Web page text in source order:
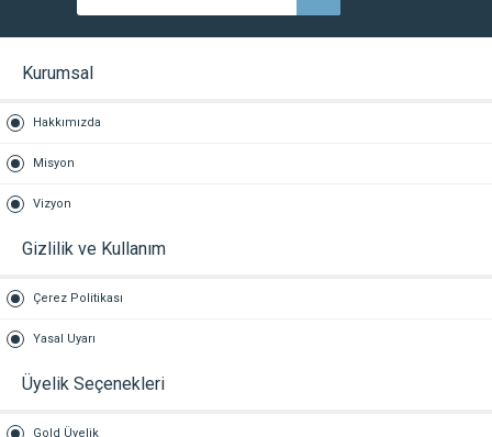
Kurumsal
Hakkımızda
Misyon
Vizyon
Gizlilik ve Kullanım
Çerez Politikası
Yasal Uyarı
Üyelik Seçenekleri
Gold Üyelik